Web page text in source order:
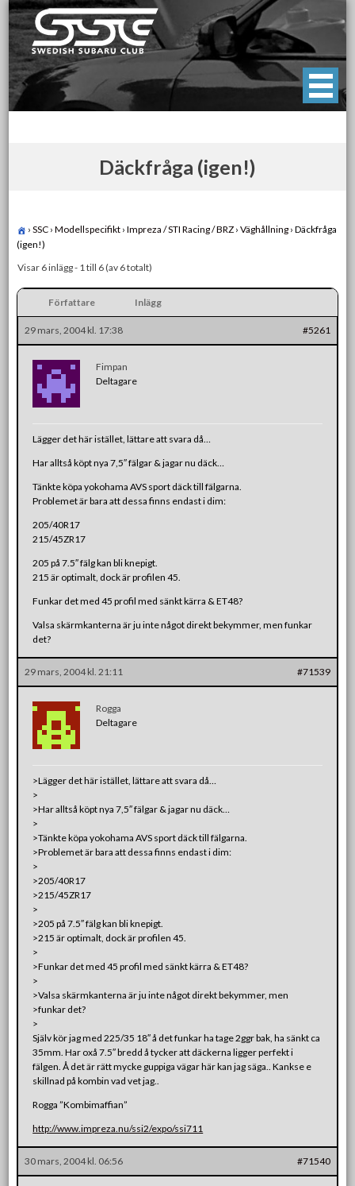
Skip
to
content
Swedish Subaru Club
För oss som älskar Subaru!
Däckfråga (igen!)
› SSC › Modellspecifikt › Impreza / STI Racing / BRZ › Väghållning › Däckfråga
(igen!)
Visar 6 inlägg - 1 till 6 (av 6 totalt)
Författare Inlägg
29 mars, 2004 kl. 17:38 #5261
Fimpan
Deltagare
Lägger det här istället, lättare att svara då…
Har alltså köpt nya 7,5″ fälgar & jagar nu däck…
Tänkte köpa yokohama AVS sport däck till fälgarna.
Problemet är bara att dessa finns endast i dim:
205/40R17
215/45ZR17
205 på 7.5″ fälg kan bli knepigt.
215 är optimalt, dock är profilen 45.
Funkar det med 45 profil med sänkt kärra & ET48?
Valsa skärmkanterna är ju inte något direkt bekymmer, men funkar
det?
29 mars, 2004 kl. 21:11 #71539
Rogga
Deltagare
>Lägger det här istället, lättare att svara då…
>
>Har alltså köpt nya 7,5″ fälgar & jagar nu däck…
>
>Tänkte köpa yokohama AVS sport däck till fälgarna.
>Problemet är bara att dessa finns endast i dim:
>
>205/40R17
>215/45ZR17
>
>205 på 7.5″ fälg kan bli knepigt.
>215 är optimalt, dock är profilen 45.
>
>Funkar det med 45 profil med sänkt kärra & ET48?
>
>Valsa skärmkanterna är ju inte något direkt bekymmer, men
>funkar det?
>
Själv kör jag med 225/35 18″ å det funkar ha tage 2ggr bak, ha sänkt ca
35mm. Har oxå 7.5″ bredd å tycker att däckerna ligger perfekt i
fälgen. Å det är rätt mycke guppiga vägar här kan jag säga.. Kankse e
skillnad på kombin vad vet jag..
Rogga ”Kombimaffian”
http://www.impreza.nu/ssi2/expo/ssi711
30 mars, 2004 kl. 06:56 #71540